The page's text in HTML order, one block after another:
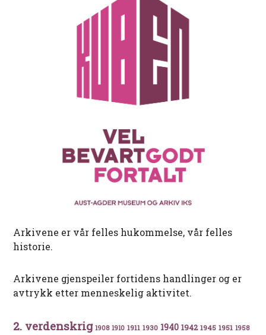
Arkivene er vår felles hukommelse, vår felles
historie.
Arkivene gjenspeiler fortidens handlinger og er
avtrykk etter menneskelig aktivitet.
2. verdenskrig 1908 1910 1911 1930 1940 1942 1945 1951 1958